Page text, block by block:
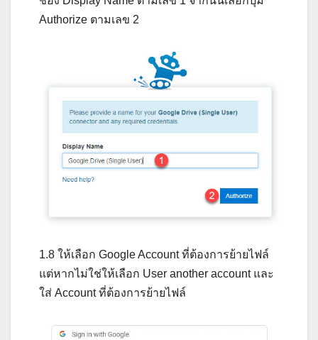
Authorize ตามเลข 2
1.8 ให้เลือก Google Account ที่ต้องการย้ายไฟล์
แต่หากไม่ใช่ให้เลือก User another account และ
ใส่ Account ที่ต้องการย้ายไฟล์